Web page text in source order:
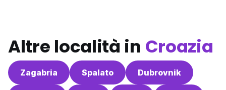
Altre località in Croazia
Zagabria Spalato Dubrovnik